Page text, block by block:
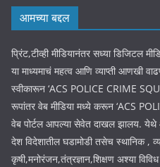
आमच्या बद्दल
प्रिंट,टीव्ही मीडियानंतर सध्या डिजिटल
या माध्यमाचं महत्व आणि व्याप्ती आणखी
स्वीकारून ‘ACS POLICE CRIME
रूपांतर वेब मीडिया मध्ये करून ‘ACS
वेब पोर्टल आपल्या सेवेत दाखल झालय.
देश विदेशातील घडामोडी तसेच स्थानिक ,
कृषी,मनोरंजन,तंत्रज्ञान,शिक्षण अश्या